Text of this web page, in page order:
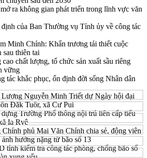
ra không gian phát triển trong lĩnh vực văn
của Ban Thường vụ Tỉnh ủy về công tác
Minh Chính: Khẩn trương tái thiết cuộc
sau thiên tai
cao chất lượng, tổ chức sản xuất sầu riêng
vững
tác khắc phục, ổn định đời sống Nhân dân
Nguyễn Minh Triết dự Ngày hội đại
Đăk Tuôr, xã Cư Pui
Trường Phổ thông nội trú liên cấp tiểu
Ia Rvê
phủ Mai Văn Chính chia sẻ, động viên
hưởng nặng từ bão số 13
tỉnh kiểm tra công tác phòng, chống bão số